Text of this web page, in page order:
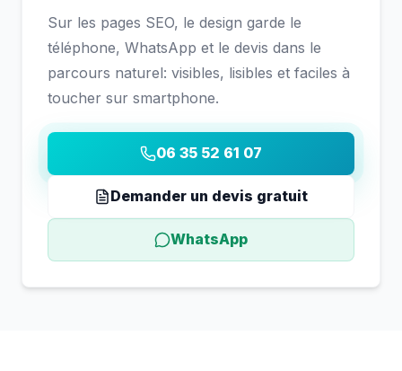
Sur les pages SEO, le design garde le
téléphone, WhatsApp et le devis dans le
parcours naturel: visibles, lisibles et faciles à
toucher sur smartphone.
06 35 52 61 07
Demander un devis gratuit
WhatsApp